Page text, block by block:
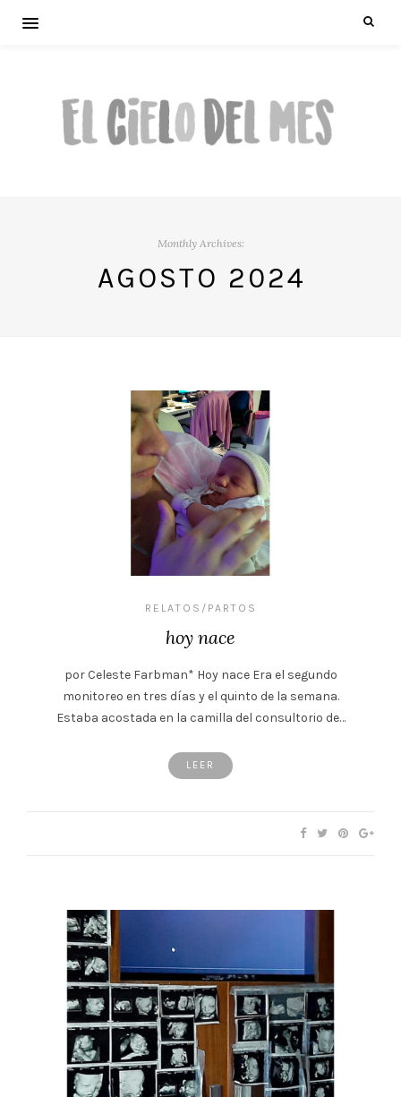
Monthly Archives:
AGOSTO 2024
RELATOS/PARTOS
hoy nace
por Celeste Farbman* Hoy nace Era el segundo
monitoreo en tres días y el quinto de la semana.
Estaba acostada en la camilla del consultorio de…
LEER